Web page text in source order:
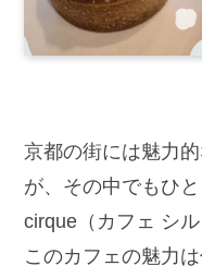
京都の街には魅力
が、その中でもひ
cirque（カフェ シル
このカフェの魅力